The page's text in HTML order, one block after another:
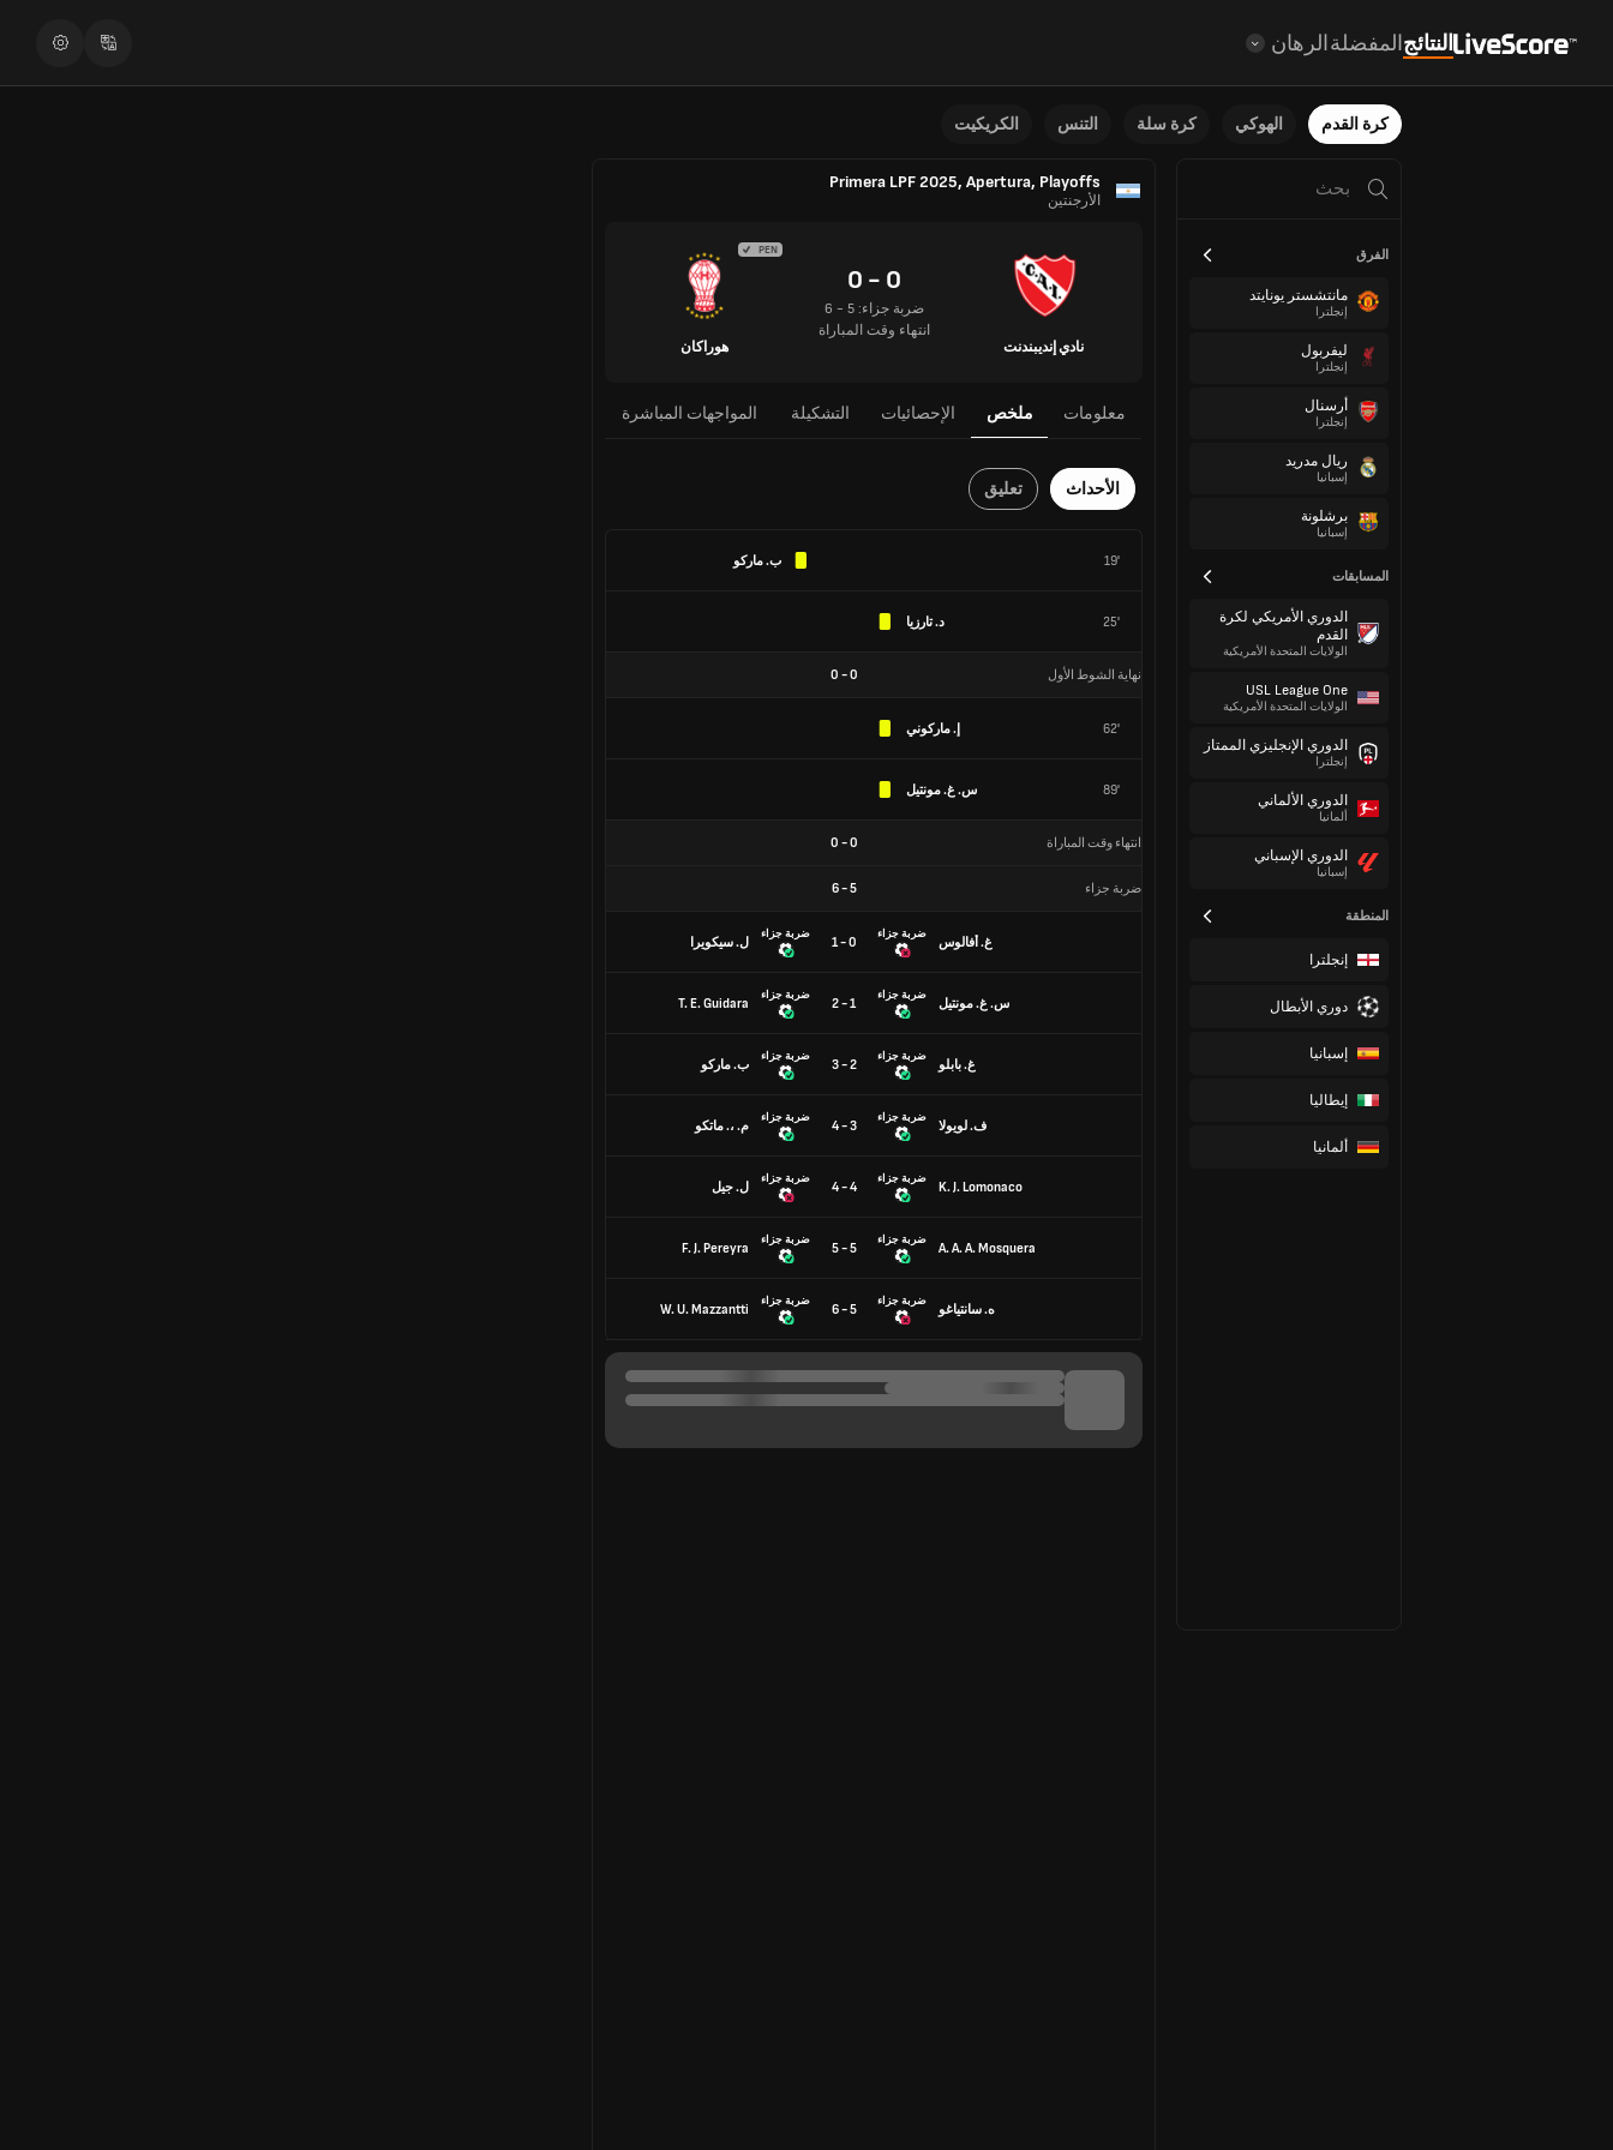
النتائجالمفضلةالرهان
كرة القدم الهوكي كرة سلة التنس الكريكيت
الفرق
مانتشستر يونايتد
إنجلترا
ليفربول
إنجلترا
أرسنال
إنجلترا
ريال مدريد
إسبانيا
برشلونة
إسبانيا
المسابقات
الدوري الأمريكي لكرة
القدم
الولايات المتحدة الأمريكية
USL League One
الولايات المتحدة الأمريكية
الدوري الإنجليزي الممتاز
إنجلترا
الدوري الألماني
ألمانيا
الدوري الإسباني
إسبانيا
المنطقة
إنجلترا
دوري الأبطال
إسبانيا
إيطاليا
ألمانيا
Primera LPF 2025, Apertura, Playoffs
الأرجنتين
نادي إنديبندنت
0 - 0
ضربة جزاء: 5 - 6
انتهاء وقت المباراة
PEN
هوراكان
معلومات ملخص الإحصائيات التشكيلة المواجهات المباشرة
الأحداث تعليق
19' ب. ماركو
25' د. تارزيا
نهاية الشوط الأول 0
-
0
62' إ. ماركوني
89' س. غ. مونتيل
انتهاء وقت المباراة 0
-
0
ضربة جزاء 5
-
6
غ. أفالوس
ضربة جزاء
0 - 1
ضربة جزاء
ل. سيكويرا
س. غ. مونتيل
ضربة جزاء
1 - 2
ضربة جزاء
T. E. Guidara
غ. بابلو
ضربة جزاء
2 - 3
ضربة جزاء
ب. ماركو
ف. لويولا
ضربة جزاء
3 - 4
ضربة جزاء
م. ،. ماتكو
K. J. Lomonaco
ضربة جزاء
4 - 4
ضربة جزاء
ل. جيل
A. A. A. Mosquera
ضربة جزاء
5 - 5
ضربة جزاء
F. J. Pereyra
ه. سانتياغو
ضربة جزاء
5 - 6
ضربة جزاء
W. U. Mazzantti